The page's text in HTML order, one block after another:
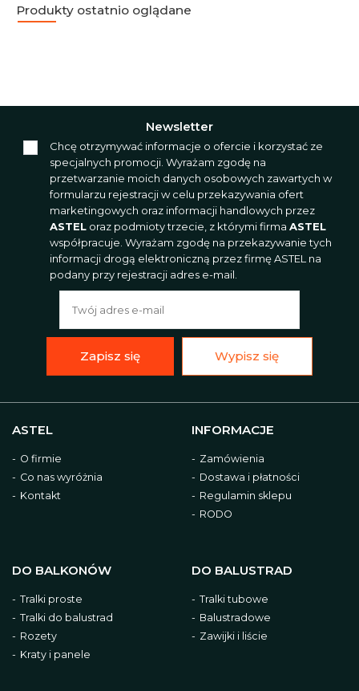
Produkty ostatnio oglądane
ASTEL
O firmie
Co nas wyróżnia
Kontakt
INFORMACJE
Zamówienia
Dostawa i płatności
Regulamin sklepu
RODO
DO BALKONÓW
Tralki proste
Tralki do balustrad
Rozety
Kraty i panele
DO BALUSTRAD
Tralki tubowe
Balustradowe
Zawijki i liście
Newsletter
Chcę otrzymywać informacje o ofercie i korzystać ze
specjalnych promocji. Wyrażam zgodę na
przetwarzanie moich danych osobowych zawartych w
formularzu rejestracji w celu przekazywania ofert
marketingowych oraz informacji handlowych przez
ASTEL oraz podmioty trzecie, z którymi firma ASTEL
współpracuje. Wyrażam zgodę na przekazywanie tych
informacji drogą elektroniczną przez firmę ASTEL na
podany przy rejestracji adres e-mail.
Zapisz się Wypisz się